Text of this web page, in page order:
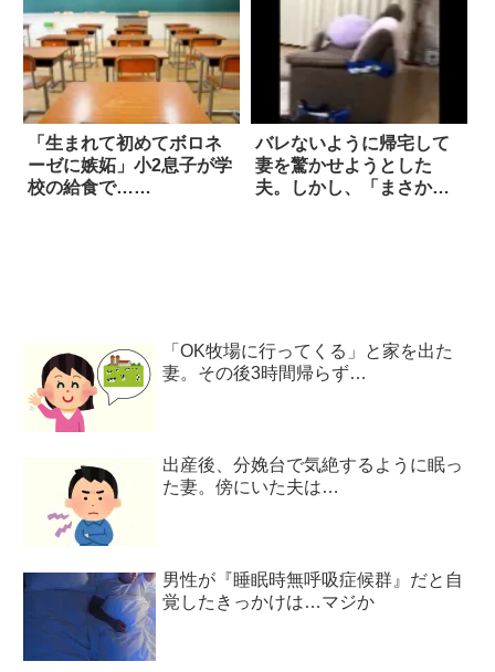
「生まれて初めてボロネ
ーゼに嫉妬」小2息子が学
校の給食で……
バレないように帰宅して
妻を驚かせようとした
夫。しかし、「まさかの
「OK牧場に行ってくる」と家を出た
妻。その後3時間帰らず…
出産後、分娩台で気絶するように眠っ
た妻。傍にいた夫は…
男性が『睡眠時無呼吸症候群』だと自
覚したきっかけは…マジか